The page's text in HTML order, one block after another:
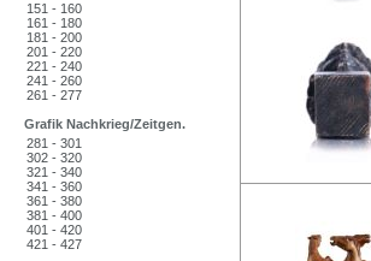
151 - 160
161 - 180
181 - 200
201 - 220
221 - 240
241 - 260
261 - 277
Grafik Nachkrieg/Zeitgen.
281 - 301
302 - 320
321 - 340
341 - 360
361 - 380
381 - 400
401 - 420
421 - 427